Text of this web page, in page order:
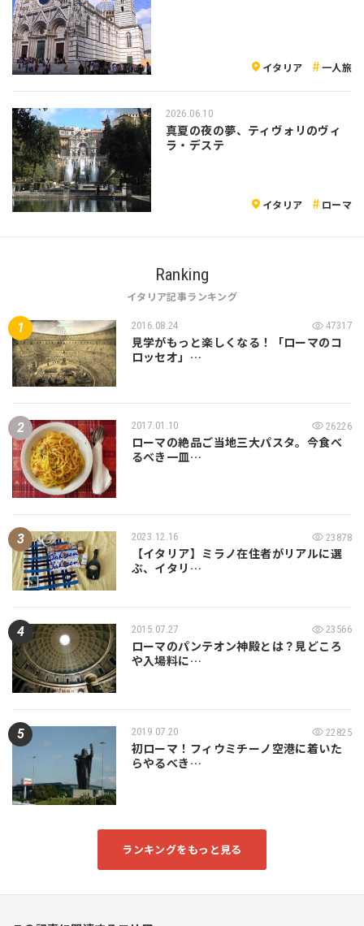
イタリア 一人旅
2026.06.10
真夏の夜の夢、ティヴォリのヴィ
ラ・デステ
イタリア ローマ
Ranking
イタリア記事ランキング
2016.08.24 47317
見学がもっと楽しくなる！「ローマのコ
ロッセオ」…
2017.01.10 26226
ローマの絶品ご当地三大パスタ。今食べ
るべき一皿…
2023.12.16 23878
【イタリア】ミラノ在住者がリアルに選
ぶ、イタリ…
2015.07.27 23566
ローマのパンテオン神殿とは？見どころ
や入場料に…
2019.07.20 22825
初ローマ！フィウミチーノ空港に着いた
らやるべき…
ランキングをもっと見る